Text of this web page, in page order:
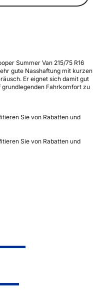
Summer Van 215/75 R16
gute Nasshaftung mit kurzen
Er eignet sich damit gut
Fahrkomfort zu
Sie von Rabatten und
Sie von Rabatten und